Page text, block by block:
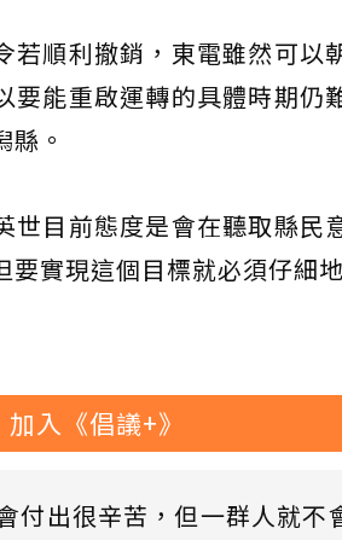
若順利撤銷，東電雖然可
要能重啟運轉的具體時期
。
世目前態度是會在聽取縣
要實現這個目標就必須仔細
入《倡議+》
付出很辛苦，但一群人就